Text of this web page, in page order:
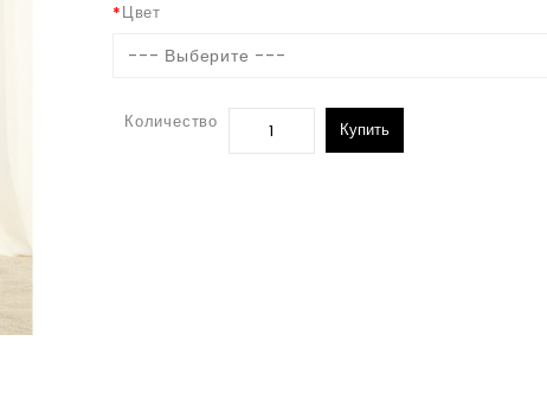
Цвет
--- Выберите ---
Количество Купить